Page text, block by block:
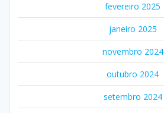
fevereiro 2025
janeiro 2025
novembro 2024
outubro 2024
setembro 2024